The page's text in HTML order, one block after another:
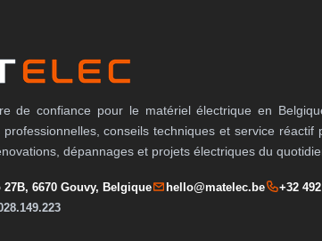
de confiance pour le matériel électrique en
conseils techniques et service réactif
dépannages et projets électriques du
27B, 6670 Gouvy, Belgique hello@matelec.be
+32